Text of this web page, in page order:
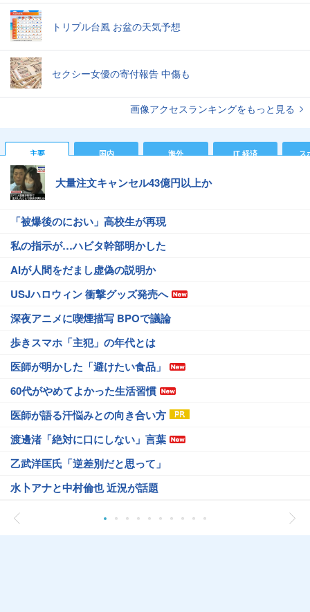
トリプル台風 お盆の天気予想
セクシー女優の寄付報告 中傷も
画像アクセスランキングをもっと見る
主要 国内 海外 IT 経済 ス
大量注文キャンセル43億円以上か
「被爆後のにおい」高校生が再現
私の指示が…ハビタ幹部明かした
AIが人間をだまし虚偽の説明か
USJハロウィン 衝撃グッズ発売へ
深夜アニメに喫煙描写 BPOで議論
歩きスマホ「主犯」の年代とは
医師が明かした「避けたい食品」
60代がやめてよかった生活習慣
医師が語る汗悩みとの向き合い方
渡邊渚「絶対に口にしない」言葉
乙武洋匡氏「逆差別だと思って」
水卜アナと中村倫也 近況が話題